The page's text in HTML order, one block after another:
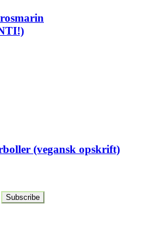
(vegansk opskrift)